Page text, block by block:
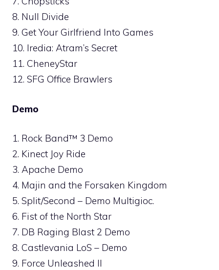
8. Null Divide
9. Get Your Girlfriend Into Games
10. Iredia: Atram’s Secret
11. CheneyStar
12. SFG Office Brawlers
Demo
1. Rock Band™ 3 Demo
2. Kinect Joy Ride
3. Apache Demo
4. Majin and the Forsaken Kingdom
5. Split/Second – Demo Multigioc.
6. Fist of the North Star
7. DB Raging Blast 2 Demo
8. Castlevania LoS – Demo
9. Force Unleashed II